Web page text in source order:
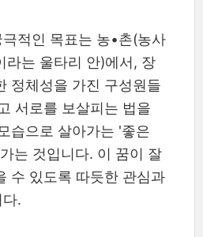
적인 목표는 농•촌(농사
라는 울타리 안)에서, 장
정체성을 가진 구성원들
서로를 보살피는 법을
습으로 살아가는 '좋은
는 것입니다. 이 꿈이 잘
수 있도록 따듯한 관심과
.